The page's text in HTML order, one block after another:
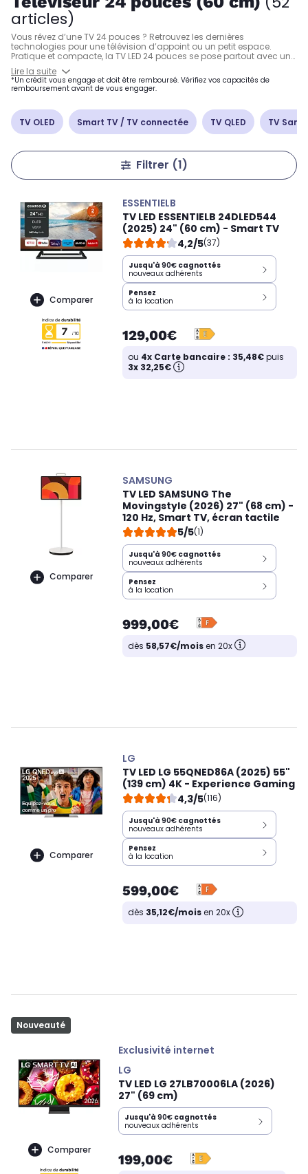
articles)
Vous rêvez d’une TV 24 pouces ? Retrouvez les dernières
technologies pour une télévision d’appoint ou un petit espace.
Pratique et compacte, la TV LED 24 pouces se pose partout avec une
qualité d’image irréprochable et une connectivité parfaite. Dans un
camping-car, choisissez un modèle avec adaptateur 12V. Pour lire
tous vos fichiers directement depuis vos appareils connectés, optez
pour une smart TV avec la TV LG !
Lire la suite
*Un crédit vous engage et doit être remboursé. Vérifiez vos capacités de
remboursement avant de vous engager.
TV OLED Smart TV / TV connectée TV QLED TV
Filtrer (1)
Comparer
ESSENTIELB
TV LED ESSENTIELB 24DLED544
(2025) 24" (60 cm) - Smart TV
4,2/5(37)
Jusqu'à 90€ cagnottés
nouveaux adhérents
Pensez
à la location
129,00€
ou 4x Carte bancaire : 35,48€puis
3x 32,25€
Comparer
SAMSUNG
TV LED SAMSUNG The
Movingstyle (2026) 27" (68 cm) -
120 Hz, Smart TV, écran tactile
5/5(1)
Jusqu'à 90€ cagnottés
nouveaux adhérents
Pensez
à la location
999,00€
dès 58,57€/moisen 20x
Comparer
LG
TV LED LG 55QNED86A (2025) 55"
(139 cm) 4K - Experience Gaming
4,3/5(116)
Jusqu'à 90€ cagnottés
nouveaux adhérents
Pensez
à la location
599,00€
dès 35,12€/moisen 20x
Nouveauté
Comparer
Exclusivité internet
LG
TV LED LG 27LB70006LA (2026)
27" (69 cm)
Jusqu'à 90€ cagnottés
nouveaux adhérents
199,00€